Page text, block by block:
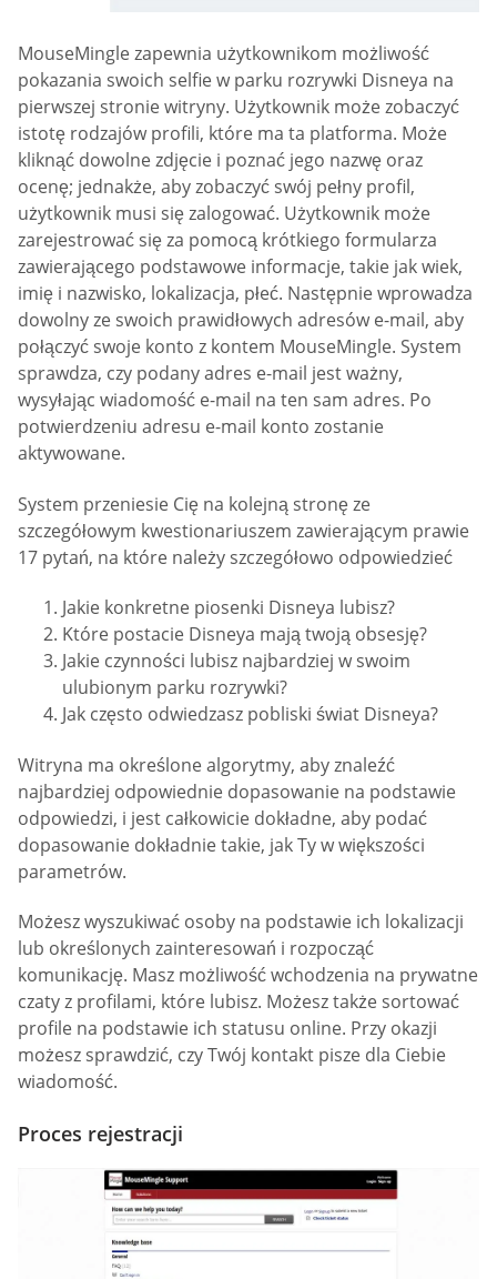
MouseMingle zapewnia użytkownikom możliwość
pokazania swoich selfie w parku rozrywki Disneya na
pierwszej stronie witryny. Użytkownik może zobaczyć
istotę rodzajów profili, które ma ta platforma. Może
kliknąć dowolne zdjęcie i poznać jego nazwę oraz
ocenę; jednakże, aby zobaczyć swój pełny profil,
użytkownik musi się zalogować. Użytkownik może
zarejestrować się za pomocą krótkiego formularza
zawierającego podstawowe informacje, takie jak wiek,
imię i nazwisko, lokalizacja, płeć. Następnie wprowadza
dowolny ze swoich prawidłowych adresów e-mail, aby
połączyć swoje konto z kontem MouseMingle. System
sprawdza, czy podany adres e-mail jest ważny,
wysyłając wiadomość e-mail na ten sam adres. Po
potwierdzeniu adresu e-mail konto zostanie
aktywowane.
System przeniesie Cię na kolejną stronę ze
szczegółowym kwestionariuszem zawierającym prawie
17 pytań, na które należy szczegółowo odpowiedzieć
Jakie konkretne piosenki Disneya lubisz?
Które postacie Disneya mają twoją obsesję?
Jakie czynności lubisz najbardziej w swoim
ulubionym parku rozrywki?
Jak często odwiedzasz pobliski świat Disneya?
Witryna ma określone algorytmy, aby znaleźć
najbardziej odpowiednie dopasowanie na podstawie
odpowiedzi, i jest całkowicie dokładne, aby podać
dopasowanie dokładnie takie, jak Ty w większości
parametrów.
Możesz wyszukiwać osoby na podstawie ich lokalizacji
lub określonych zainteresowań i rozpocząć
komunikację. Masz możliwość wchodzenia na prywatne
czaty z profilami, które lubisz. Możesz także sortować
profile na podstawie ich statusu online. Przy okazji
możesz sprawdzić, czy Twój kontakt pisze dla Ciebie
wiadomość.
Proces rejestracji